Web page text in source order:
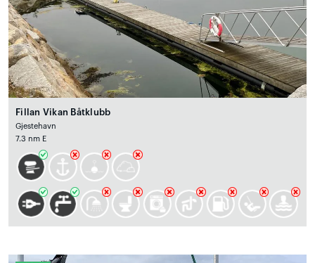
Fillan Vikan Båtklubb
Gjestehavn
7.3 nm E